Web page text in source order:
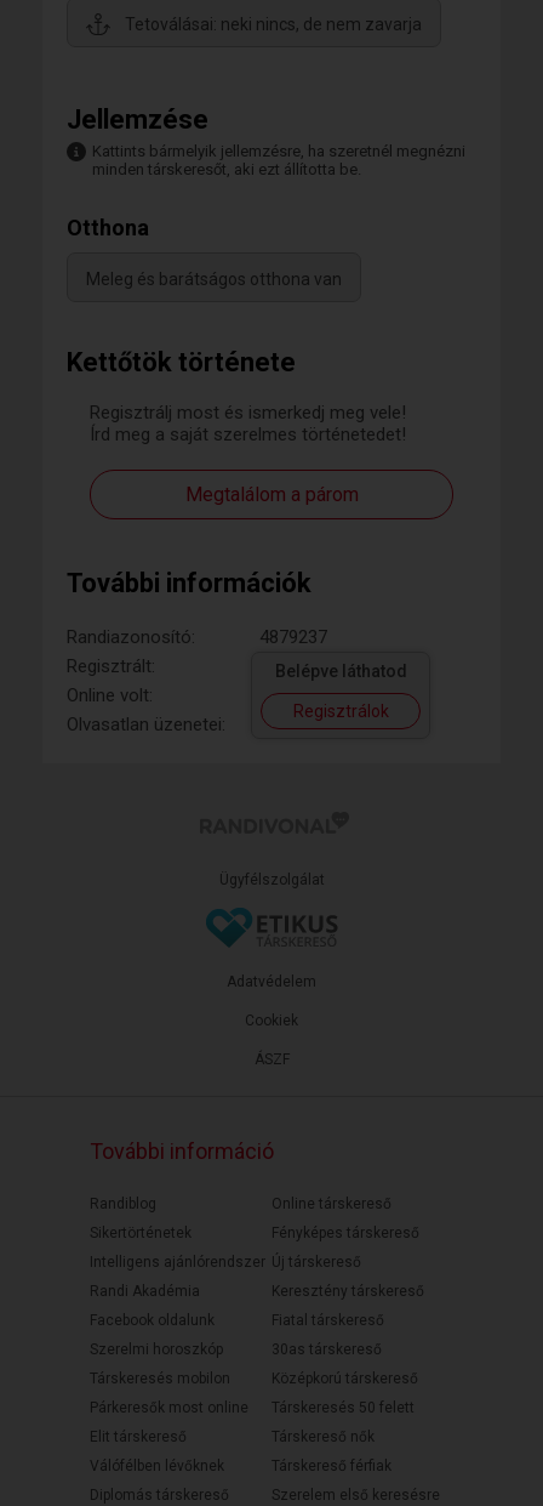
Kettőtök története
Regisztrálj most és ismerkedj meg vele!
Írd meg a saját szerelmes történetedet!
Megtalálom a párom
További információk
Randiazonosító:
4879237
Regisztrált:
Online volt:
Olvasatlan üzenetei:
Belépve láthatod
Regisztrálok
Tetoválásai: neki nincs, de nem zavarja
Jellemzése
Kattints bármelyik jellemzésre, ha szeretnél megnézni
minden társkeresőt, aki ezt állította be.
Otthona
Meleg és barátságos otthona van
Ügyfélszolgálat
ÁSZF
Adatvédelem
Cookiek
További információ
Randiblog
Sikertörténetek
Intelligens ajánlórendszer
Randi Akadémia
Facebook oldalunk
Szerelmi horoszkóp
Társkeresés mobilon
Párkeresők most online
Elit társkereső
Válófélben lévőknek
Diplomás társkereső
Online társkereső
Fényképes társkereső
Új társkereső
Keresztény társkereső
Fiatal társkereső
30as társkereső
Középkorú társkereső
Társkeresés 50 felett
Társkereső nők
Társkereső férfiak
Szerelem első keresésre